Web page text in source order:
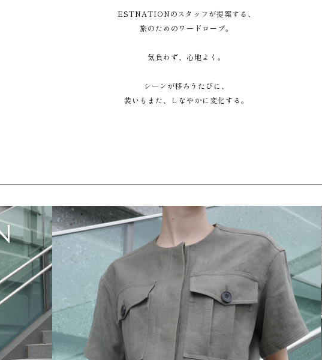
ESTNATIONのスタッフが提案する、
旅のためのワードローブ。
気負わず、心地よく。
シーンが移ろうたびに、
装いもまた、しなやかに変化する。